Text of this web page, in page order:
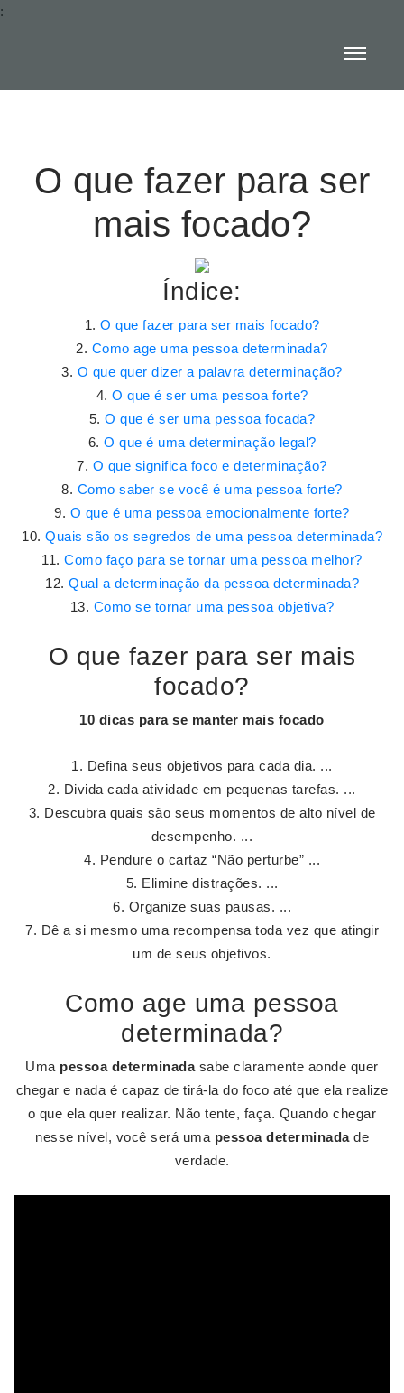
:
O que fazer para ser
mais focado?
Índice:
O que fazer para ser mais focado?
Como age uma pessoa determinada?
O que quer dizer a palavra determinação?
O que é ser uma pessoa forte?
O que é ser uma pessoa focada?
O que é uma determinação legal?
O que significa foco e determinação?
Como saber se você é uma pessoa forte?
O que é uma pessoa emocionalmente forte?
Quais são os segredos de uma pessoa determinada?
Como faço para se tornar uma pessoa melhor?
Qual a determinação da pessoa determinada?
Como se tornar uma pessoa objetiva?
O que fazer para ser mais
focado?
10 dicas parase manter mais focado
Defina seus objetivos para cada dia. ...
Divida cada atividade em pequenas tarefas. ...
Descubra quais são seus momentos de alto nível de
desempenho. ...
Pendure o cartaz “Não perturbe” ...
Elimine distrações. ...
Organize suas pausas. ...
Dê a si mesmo uma recompensa toda vez que atingir
um de seus objetivos.
Como age uma pessoa
determinada?
Uma pessoa determinadasabe claramente aonde quer
chegar e nada é capaz de tirá-la do foco até que ela realize
o que ela quer realizar. Não tente, faça. Quando chegar
nesse nível, você será uma pessoa determinadade
verdade.